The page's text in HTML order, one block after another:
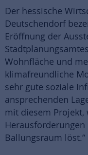
Der hessische
Deutschendorf
Eröffnung der
Wohnfläche und
klimafreundliche
sehr gute soziale
ansprechenden
mit diesem Projekt,
Ballungsraum löst.“